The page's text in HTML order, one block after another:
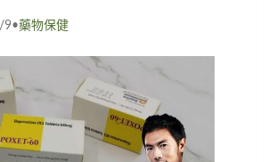
9•藥物保健